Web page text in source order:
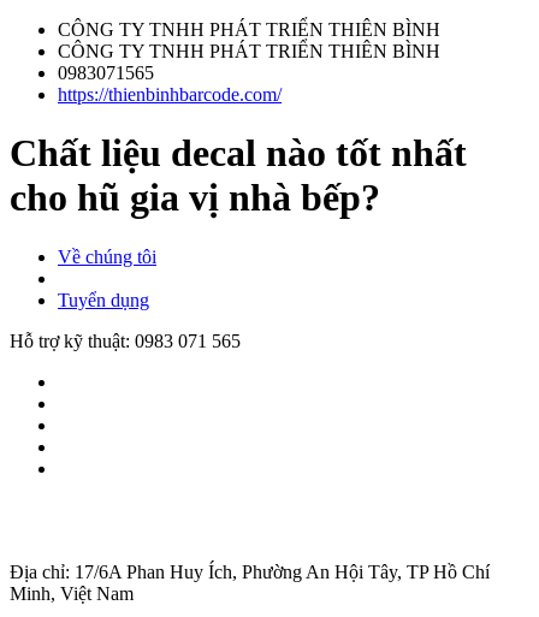
CÔNG TY TNHH PHÁT TRIỂN THIÊN BÌNH
CÔNG TY TNHH PHÁT TRIỂN THIÊN BÌNH
0983071565
https://thienbinhbarcode.com/
Chất liệu decal nào tốt nhất
cho hũ gia vị nhà bếp?
Về chúng tôi
Tuyển dụng
Hỗ trợ kỹ thuật: 0983 071 565
Địa chỉ: 17/6A Phan Huy Ích, Phường An Hội Tây, TP Hồ Chí
Minh, Việt Nam